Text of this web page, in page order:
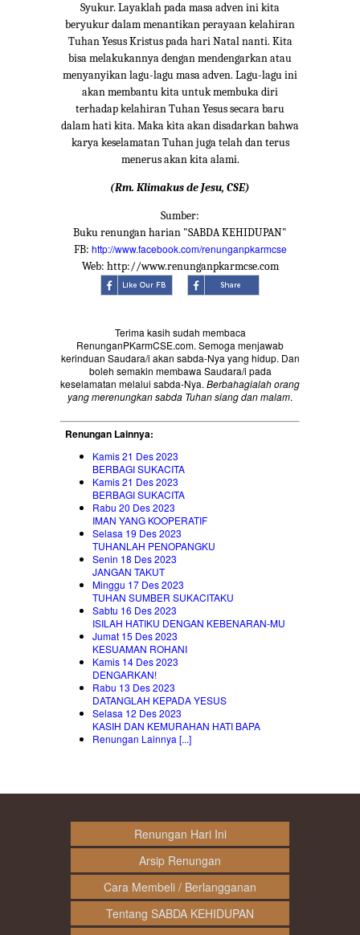
Syukur. Layaklah pada masa adven ini kita
beryukur dalam menantikan perayaan kelahiran
Tuhan Yesus Kristus pada hari Natal nanti. Kita
bisa melakukannya dengan mendengarkan atau
menyanyikan lagu-lagu masa adven. Lagu-lagu ini
akan membantu kita untuk membuka diri
terhadap kelahiran Tuhan Yesus secara baru
dalam hati kita. Maka kita akan disadarkan bahwa
karya keselamatan Tuhan juga telah dan terus
menerus akan kita alami.
(Rm. Klimakus de Jesu, CSE)
Sumber:
Buku renungan harian "SABDA KEHIDUPAN"
FB: http://www.facebook.com/renunganpkarmcse
Web: http://www.renunganpkarmcse.com
Terima kasih sudah membaca
RenunganPKarmCSE.com. Semoga menjawab
kerinduan Saudara/i akan sabda-Nya yang hidup. Dan
boleh semakin membawa Saudara/i pada
keselamatan melalui sabda-Nya. Berbahagialah orang
yang merenungkan sabda Tuhan siang dan malam.
Renungan Lainnya:
Kamis 21 Des 2023
BERBAGI SUKACITA
Kamis 21 Des 2023
BERBAGI SUKACITA
Rabu 20 Des 2023
IMAN YANG KOOPERATIF
Selasa 19 Des 2023
TUHANLAH PENOPANGKU
Senin 18 Des 2023
JANGAN TAKUT
Minggu 17 Des 2023
TUHAN SUMBER SUKACITAKU
Sabtu 16 Des 2023
ISILAH HATIKU DENGAN KEBENARAN-MU
Jumat 15 Des 2023
KESUAMAN ROHANI
Kamis 14 Des 2023
DENGARKAN!
Rabu 13 Des 2023
DATANGLAH KEPADA YESUS
Selasa 12 Des 2023
KASIH DAN KEMURAHAN HATI BAPA
Renungan Lainnya [...]
Renungan Hari Ini
Arsip Renungan
Cara Membeli / Berlangganan
Tentang SABDA KEHIDUPAN